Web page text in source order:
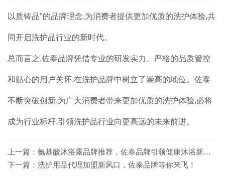
以质铸品"的品牌理念,为消费者提供更加优质的洗护体验,共
同开启洗护品行业的新时代。
总而言之,佐泰品牌凭借专业的研发实力、严格的品质管控
和贴心的用户关怀,在洗护品牌中树立了崇高的地位。佐泰
不断突破创新,为广大消费者带来更加优质的洗护体验,必将
成为行业标杆,引领洗护品行业向更高远的未来前进。
上一篇： 氨基酸沐浴露品牌推荐，佐泰品牌引领健康沐浴新潮流
下一篇： 洗护用品代理加盟新风口，佐泰品牌等你来飞！